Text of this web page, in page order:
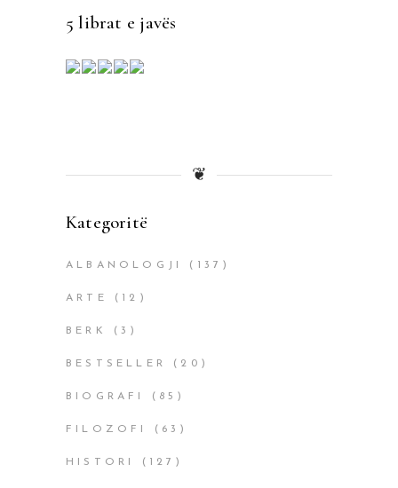
5 librat e javës
❦
Kategoritë
ALBANOLOGJI (137)
ARTE (12)
BERK (3)
BESTSELLER (20)
BIOGRAFI (85)
FILOZOFI (63)
HISTORI (127)